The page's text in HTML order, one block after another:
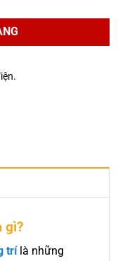
gì?
trí là những